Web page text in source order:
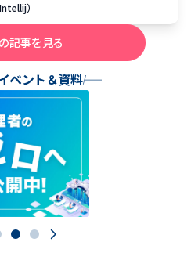
）
記事を見る
ベント＆資料